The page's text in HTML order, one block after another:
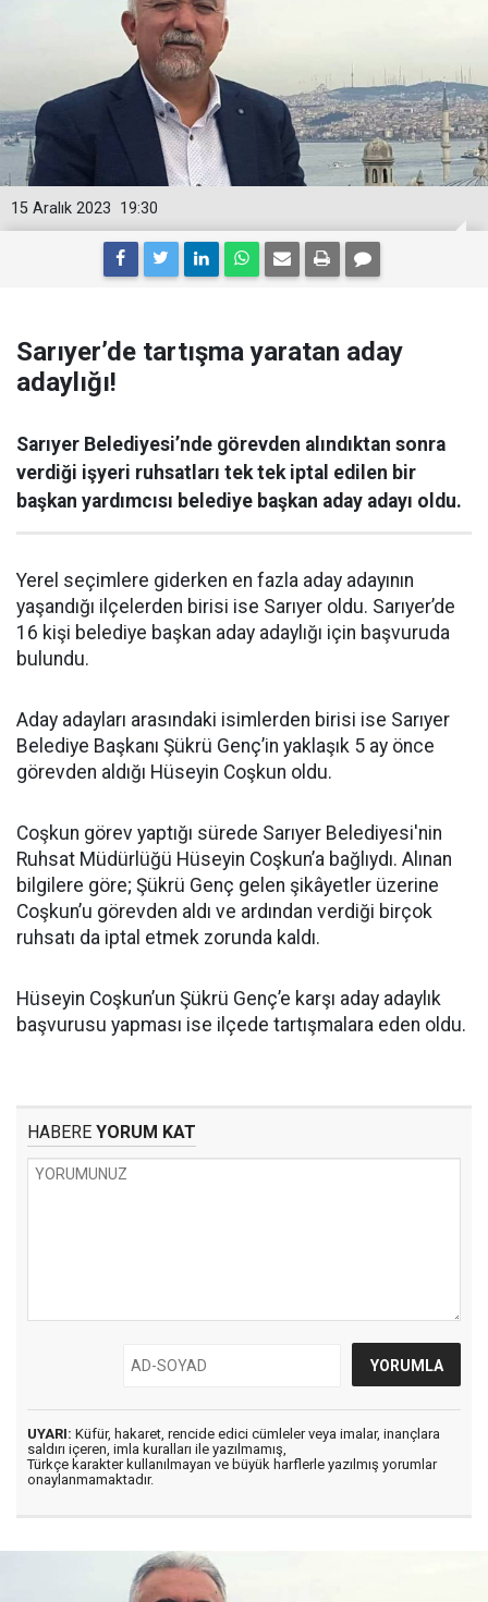
19:30
15 Aralık 2023
Sarıyer’de tartışma yaratan aday
adaylığı!
Sarıyer Belediyesi’nde görevden alındıktan sonra
verdiği işyeri ruhsatları tek tek iptal edilen bir
başkan yardımcısı belediye başkan aday adayı oldu.
Yerel seçimlere giderken en fazla aday adayının
yaşandığı ilçelerden birisi ise Sarıyer oldu. Sarıyer’de
16 kişi belediye başkan aday adaylığı için başvuruda
bulundu.
Aday adayları arasındaki isimlerden birisi ise Sarıyer
Belediye Başkanı Şükrü Genç’in yaklaşık 5 ay önce
görevden aldığı Hüseyin Coşkun oldu.
Coşkun görev yaptığı sürede Sarıyer Belediyesi'nin
Ruhsat Müdürlüğü Hüseyin Coşkun’a bağlıydı. Alınan
bilgilere göre; Şükrü Genç gelen şikâyetler üzerine
Coşkun’u görevden aldı ve ardından verdiği birçok
ruhsatı da iptal etmek zorunda kaldı.
Hüseyin Coşkun’un Şükrü Genç’e karşı aday adaylık
başvurusu yapması ise ilçede tartışmalara eden oldu.
HABERE YORUM KAT
UYARI: Küfür, hakaret, rencide edici cümleler veya imalar, inançlara
saldırı içeren, imla kuralları ile yazılmamış,
Türkçe karakter kullanılmayan ve büyük harflerle yazılmış yorumlar
onaylanmamaktadır.